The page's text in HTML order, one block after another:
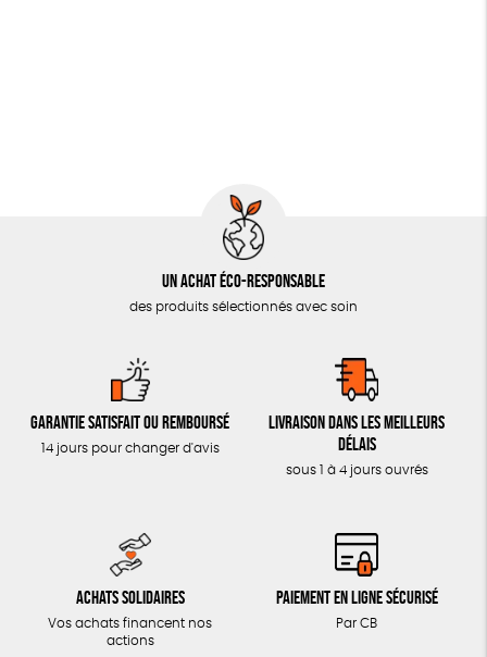
Un achat éco-responsable
des produits sélectionnés avec soin
Garantie satisfait ou remboursé
14 jours pour changer d'avis
Livraison dans les meilleurs
délais
sous 1 à 4 jours ouvrés
Achats solidaires
Vos achats financent nos
actions
Paiement en ligne sécurisé
Par CB